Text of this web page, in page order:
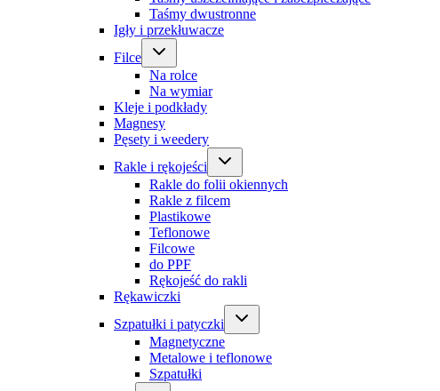
Taśmy dwustronne
Igły i przekłuwacze
Filce
Na rolce
Na wymiar
Kleje i podkłady
Magnesy
Pęsety i weedery
Rakle i rękojeści
Rakle do folii okiennych
Rakle z filcem
Plastikowe
Teflonowe
Filcowe
do PPF
Rękojeść do rakli
Rękawiczki
Szpatułki i patyczki
Magnetyczne
Metalowe i teflonowe
Szpatułki